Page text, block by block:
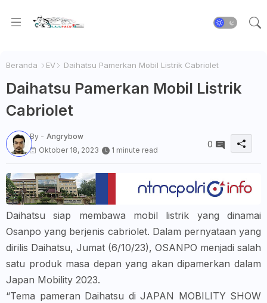
Beranda EV Daihatsu Pamerkan Mobil Listrik Cabriolet
Daihatsu Pamerkan Mobil Listrik
Cabriolet
By - Angrybow
Oktober 18, 2023
1 minute read
0
Daihatsu siap membawa mobil listrik yang dinamai
Osanpo yang berjenis cabriolet. Dalam pernyataan yang
dirilis Daihatsu, Jumat (6/10/23), OSANPO menjadi salah
satu produk masa depan yang akan dipamerkan dalam
Japan Mobility 2023.
“Tema pameran Daihatsu di JAPAN MOBILITY SHOW